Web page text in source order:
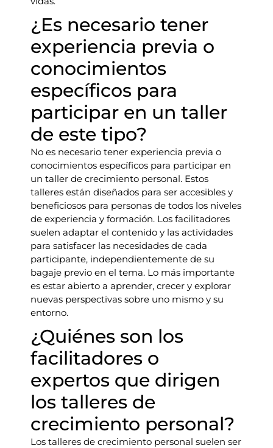
¿Es necesario tener
experiencia previa o
conocimientos
específicos para
participar en un taller
de este tipo?
No es necesario tener experiencia previa o
conocimientos específicos para participar en
un taller de crecimiento personal. Estos
talleres están diseñados para ser accesibles y
beneficiosos para personas de todos los niveles
de experiencia y formación. Los facilitadores
suelen adaptar el contenido y las actividades
para satisfacer las necesidades de cada
participante, independientemente de su
bagaje previo en el tema. Lo más importante
es estar abierto a aprender, crecer y explorar
nuevas perspectivas sobre uno mismo y su
entorno.
¿Quiénes son los
facilitadores o
expertos que dirigen
los talleres de
crecimiento personal?
Los talleres de crecimiento personal suelen ser